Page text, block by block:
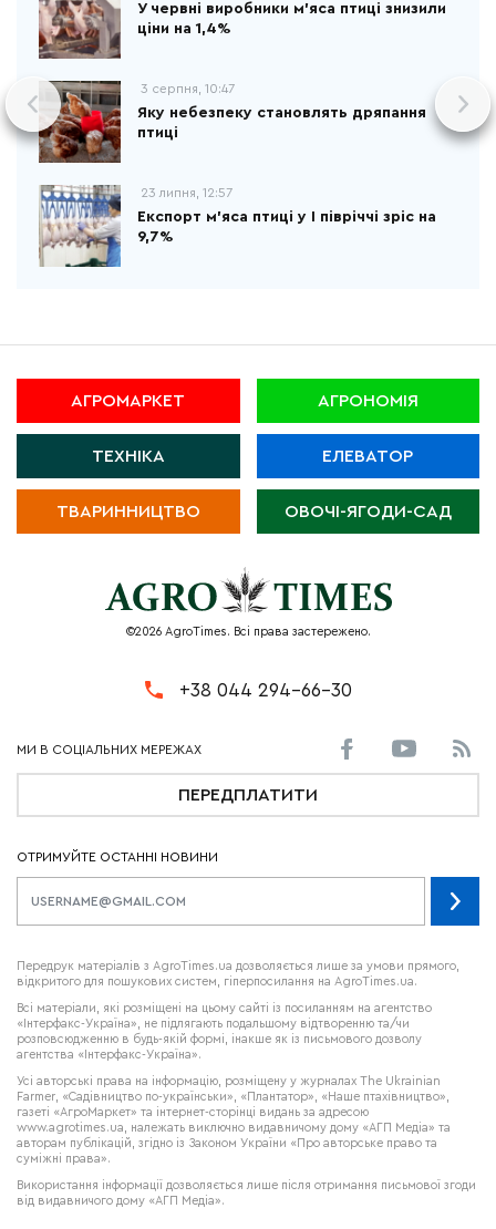
У червні виробники м'яса птиці знизили
ціни на 1,4%
3 серпня, 10:47
Яку небезпеку становлять дряпання
птиці
23 липня, 12:57
Експорт м'яса птиці у І півріччі зріс на
9,7%
АГРОМАРКЕТ АГРОНОМІЯ
ТЕХНІКА ЕЛЕВАТОР
ТВАРИННИЦТВО ОВОЧІ-ЯГОДИ-САД
©2026 AgroTimes. Всі права застережено.
+38 044 294-66-30
ПЕРЕДПЛАТИТИ
ОТРИМУЙТЕ ОСТАННІ НОВИНИ
Передрук матеріалів з AgroTimes.ua дозволяється лише за умови прямого,
відкритого для пошукових систем, гіперпосилання на AgroTimes.ua.
Всі матеріали, які розміщені на цьому сайті із посиланням на агентство
«Інтерфакс-Україна», не підлягають подальшому відтворенню та/чи
розповсюдженню в будь-якій формі, інакше як із письмового дозволу
агентства «Інтерфакс-Україна».
Усі авторські права на інформацію, розміщену у журналах The Ukrainian
Farmer, «Садівництво по-українськи», «Плантатор», «Наше птахівництво»,
газеті «АгроМаркет» та інтернет-сторінці видань за адресою
www.agrotimes.ua, належать виключно видавничому дому «АГП Медіа» та
авторам публікацій, згідно із Законом України «Про авторське право та
суміжні права».
Використання інформації дозволяється лише після отримання письмової згоди
від видавничого дому «АГП Медіа».